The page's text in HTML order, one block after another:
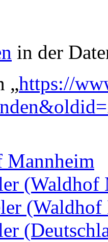
in der
„https://
Mannheim
(Waldhof